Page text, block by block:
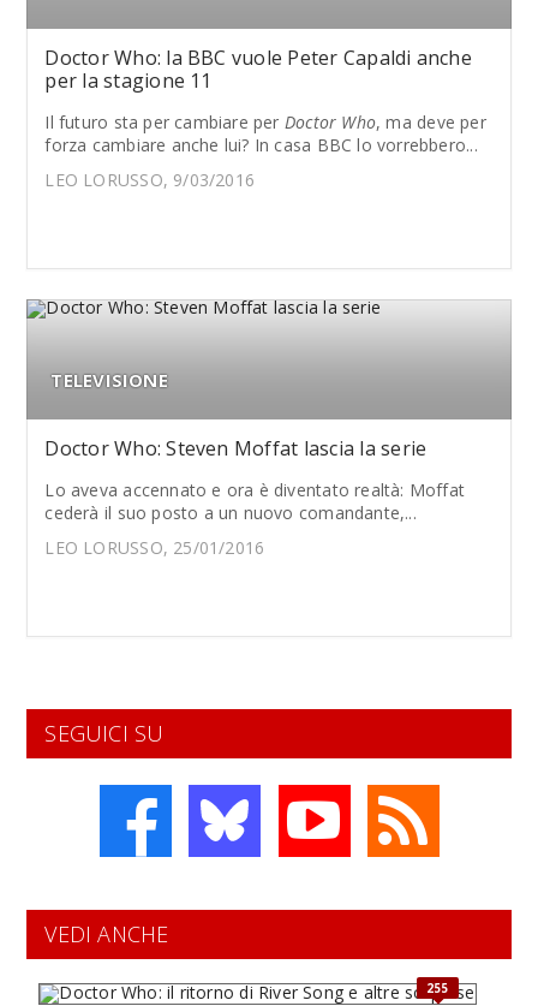
Doctor Who: la BBC vuole Peter Capaldi anche
per la stagione 11
Il futuro sta per cambiare per Doctor Who, ma deve per
forza cambiare anche lui? In casa BBC lo vorrebbero...
LEO LORUSSO, 9/03/2016
TELEVISIONE
Doctor Who: Steven Moffat lascia la serie
Lo aveva accennato e ora è diventato realtà: Moffat
cederà il suo posto a un nuovo comandante,...
LEO LORUSSO, 25/01/2016
SEGUICI SU
VEDI ANCHE
255